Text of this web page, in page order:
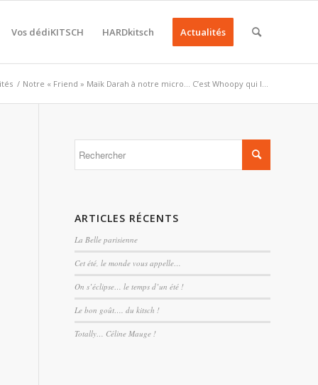
Vos dédiKITSCH HARDkitsch Actualités
/ Notre « Friend » Maïk Darah à notre micro… C’est Whoopy qui l...
ARTICLES RÉCENTS
La Belle parisienne
Cet été, le monde vous appelle…
On s’éclipse… le temps d’un été !
Le bon goût…. du kitsch !
Totally… Céline Mauge !